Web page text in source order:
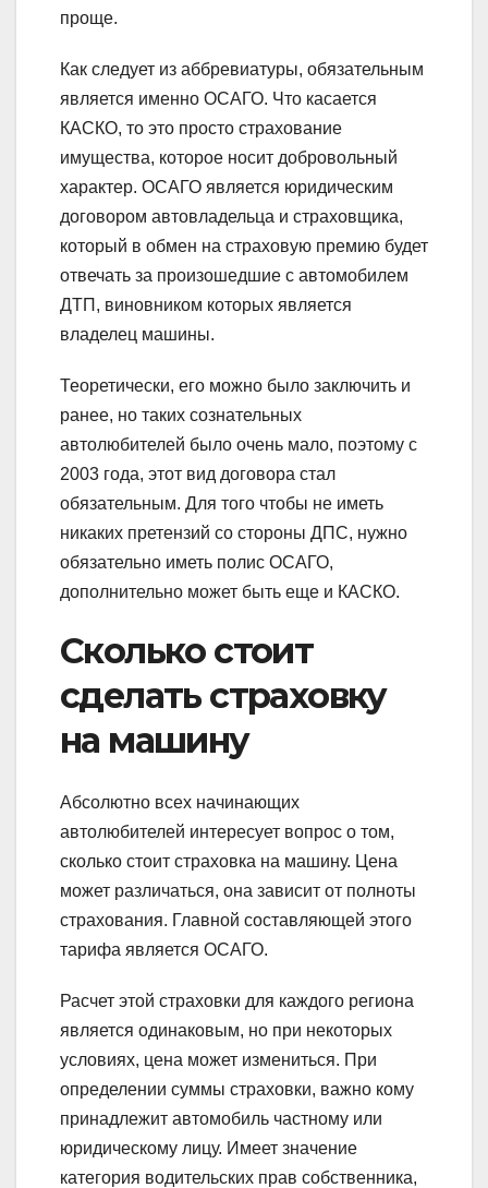
проще.
Как следует из аббревиатуры, обязательным
является именно ОСАГО. Что касается
КАСКО, то это просто страхование
имущества, которое носит добровольный
характер. ОСАГО является юридическим
договором автовладельца и страховщика,
который в обмен на страховую премию будет
отвечать за произошедшие с автомобилем
ДТП, виновником которых является
владелец машины.
Теоретически, его можно было заключить и
ранее, но таких сознательных
автолюбителей было очень мало, поэтому с
2003 года, этот вид договора стал
обязательным. Для того чтобы не иметь
никаких претензий со стороны ДПС, нужно
обязательно иметь полис ОСАГО,
дополнительно может быть еще и КАСКО.
Сколько стоит
сделать страховку
на машину
Абсолютно всех начинающих
автолюбителей интересует вопрос о том,
сколько стоит страховка на машину. Цена
может различаться, она зависит от полноты
страхования. Главной составляющей этого
тарифа является ОСАГО.
Расчет этой страховки для каждого региона
является одинаковым, но при некоторых
условиях, цена может измениться. При
определении суммы страховки, важно кому
принадлежит автомобиль частному или
юридическому лицу. Имеет значение
категория водительских прав собственника,